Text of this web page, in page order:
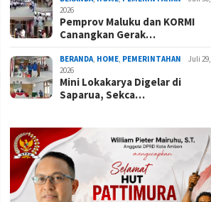
2026
Pemprov Maluku dan KORMI
Canangkan Gerak…
BERANDA, HOME, PEMERINTAHAN
Juli 29,
2026
Mini Lokakarya Digelar di
Saparua, Sekca…